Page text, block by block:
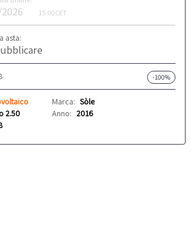
15:00CET
asta:
-100%
Marca: Sòle
2.50 Anno: 2016